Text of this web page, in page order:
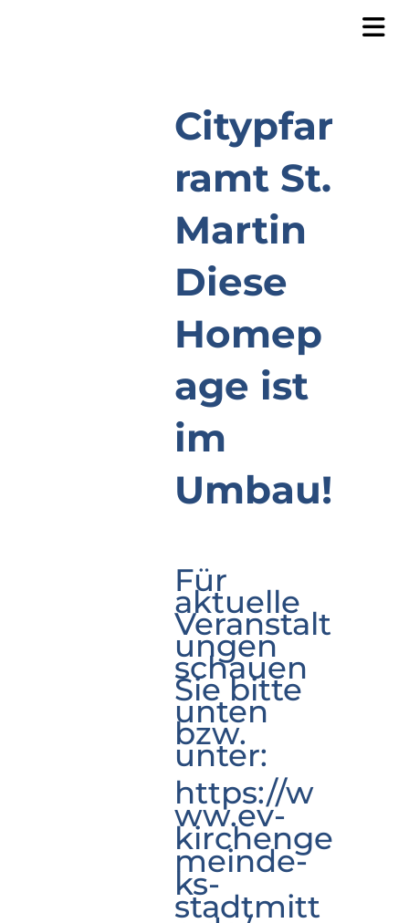
Citypfar
ramt St.
Martin
Diese
Homep
age ist
im
Umbau!
Für
aktuelle
Veranstalt
ungen
schauen
Sie bitte
unten
bzw.
unter:
https://w
ww.ev-
kirchenge
meinde-
ks-
stadtmitt